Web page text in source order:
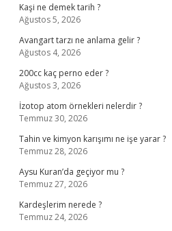
Kaşi ne demek tarih ?
Ağustos 5, 2026
Avangart tarzı ne anlama gelir ?
Ağustos 4, 2026
200cc kaç perno eder ?
Ağustos 3, 2026
İzotop atom örnekleri nelerdir ?
Temmuz 30, 2026
Tahin ve kimyon karışımı ne işe yarar ?
Temmuz 28, 2026
Aysu Kuran’da geçiyor mu ?
Temmuz 27, 2026
Kardeşlerim nerede ?
Temmuz 24, 2026